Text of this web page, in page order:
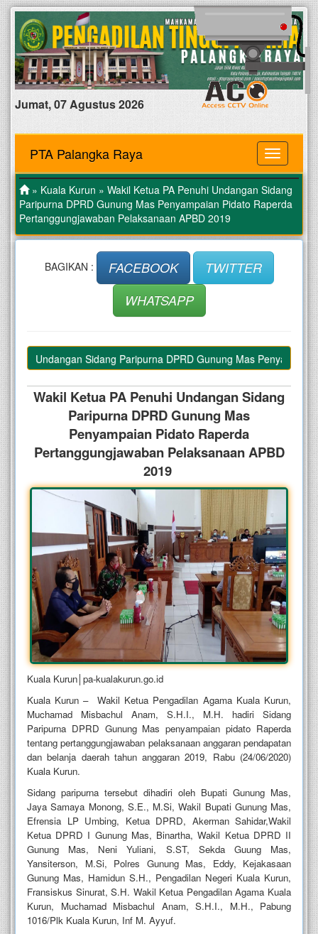
Jumat, 07 Agustus 2026
MENU
PTA Palangka Raya
» Kuala Kurun » Wakil Ketua PA Penuhi Undangan Sidang
Paripurna DPRD Gunung Mas Penyampaian Pidato Raperda
Pertanggungjawaban Pelaksanaan APBD 2019
BAGIKAN : FACEBOOK
TWITTER
WHATSAPP
Undangan Sidang Paripurna DPRD Gunung Mas Penyampaian
Wakil Ketua PA Penuhi Undangan Sidang
Paripurna DPRD Gunung Mas
Penyampaian Pidato Raperda
Pertanggungjawaban Pelaksanaan APBD
2019
Kuala Kurun│pa-kualakurun.go.id
Kuala Kurun – Wakil Ketua Pengadilan Agama Kuala Kurun,
Muchamad Misbachul Anam, S.H.I., M.H. hadiri Sidang
Paripurna DPRD Gunung Mas penyampaian pidato Raperda
tentang pertanggungjawaban pelaksanaan anggaran pendapatan
dan belanja daerah tahun anggaran 2019, Rabu (24/06/2020)
Kuala Kurun.
Sidang paripurna tersebut dihadiri oleh Bupati Gunung Mas,
Jaya Samaya Monong, S.E., M.Si, Wakil Bupati Gunung Mas,
Efrensia LP Umbing, Ketua DPRD, Akerman Sahidar,Wakil
Ketua DPRD I Gunung Mas, Binartha, Wakil Ketua DPRD II
Gunung Mas, Neni Yuliani, S.ST, Sekda Guung Mas,
Yansiterson, M.Si, Polres Gunung Mas, Eddy, Kejakasaan
Gunung Mas, Hamidun S.H., Pengadilan Negeri Kuala Kurun,
Fransiskus Sinurat, S.H. Wakil Ketua Pengadilan Agama Kuala
Kurun, Muchamad Misbachul Anam, S.H.I., M.H., Pabung
1016/Plk Kuala Kurun, Inf M. Ayyuf.